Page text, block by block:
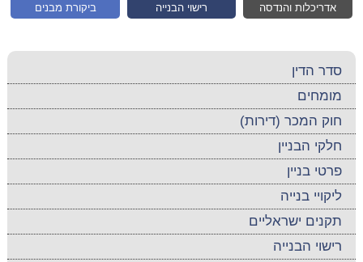
ביקורת מבנים רישוי הבנייה אדריכלות והנדסה
סדר הדין
מומחים
חוק המכר (דירות)
חלקי הבניין
פרטי בניין
ליקויי בנייה
תקנים ישראליים
רישוי הבנייה